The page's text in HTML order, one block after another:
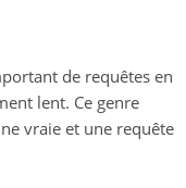
de requêtes en
lent. Ce genre
vraie et une requête